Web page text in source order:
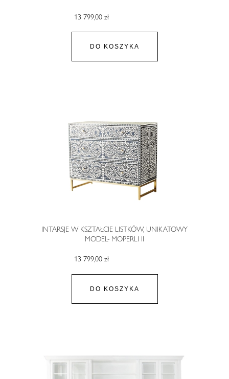
13 799,00 zł
DO KOSZYKA
INTARSJE W KSZTAŁCIE LISTKÓW, UNIKATOWY
MODEL- MOPERLI II
13 799,00 zł
DO KOSZYKA